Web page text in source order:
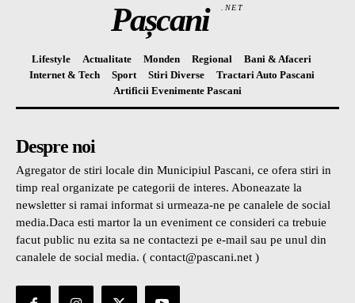
Pașcani .NET
Lifestyle Actualitate Monden Regional
Bani & Afaceri
Internet & Tech
Sport Stiri Diverse
Tractari Auto Pascani
Artificii Evenimente Pascani
Despre noi
Agregator de stiri locale din Municipiul Pascani, ce ofera stiri in
timp real organizate pe categorii de interes. Aboneazate la
newsletter si ramai informat si urmeaza-ne pe canalele de social
media.Daca esti martor la un eveniment ce consideri ca trebuie
facut public nu ezita sa ne contactezi pe e-mail sau pe unul din
canalele de social media. ( contact@pascani.net )